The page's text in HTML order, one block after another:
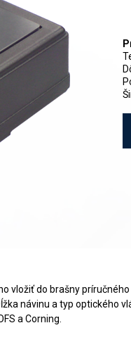
vložiť do brašny
návinu a typ optického
a Corning.